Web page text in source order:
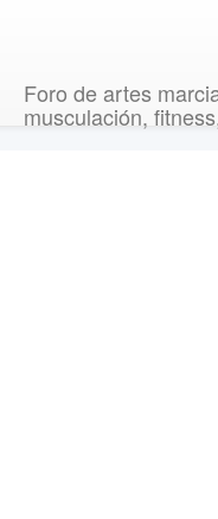
Foro de artes
musculación,